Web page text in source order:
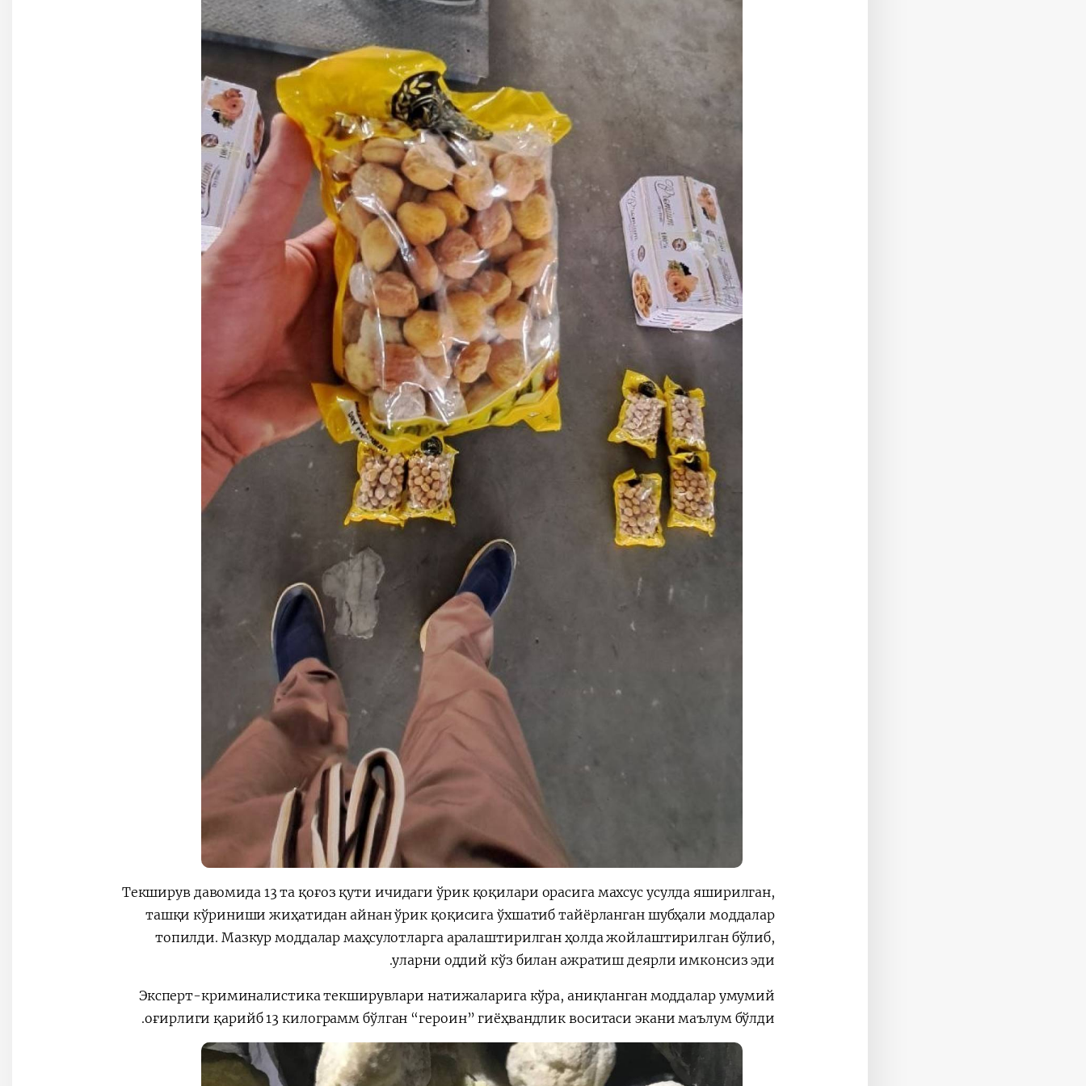
Текширув давомида 13 та қоғоз қути ичидаги ўрик қоқилари орасига махсус усулда яширилган,
ташқи кўриниши жиҳатидан айнан ўрик қоқисига ўхшатиб тайёрланган шубҳали моддалар
топилди. Мазкур моддалар маҳсулотларга аралаштирилган ҳолда жойлаштирилган бўлиб,
уларни оддий кўз билан ажратиш деярли имконсиз эди.
Эксперт-криминалистика текширувлари натижаларига кўра, аниқланган моддалар умумий
оғирлиги қарийб 13 килограмм бўлган “героин” гиёҳвандлик воситаси экани маълум бўлди.